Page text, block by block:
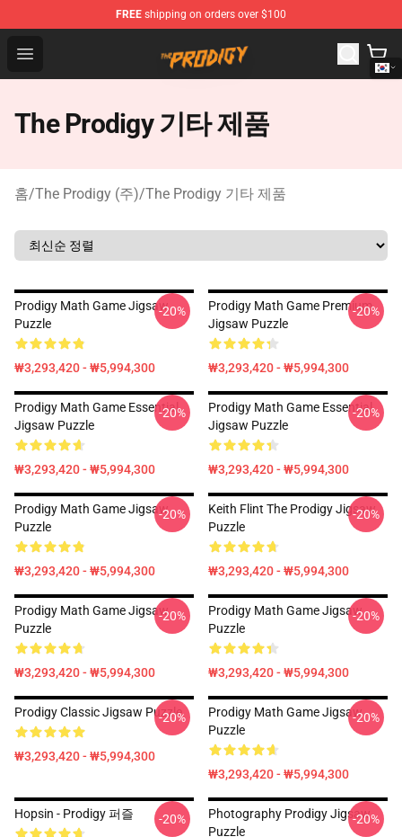
FREE shipping on orders over $100
Open menu
The Prodigy Store - Official The Prodigy Merchandise
The Prodigy 기타 제품
홈/The Prodigy (주)/The Prodigy 기타 제품
Prodigy Math Game Jigsaw
Puzzle
₩3,293,420 - ₩5,994,300
-20%
Prodigy Math Game Premium
Jigsaw Puzzle
₩3,293,420 - ₩5,994,300
-20%
Prodigy Math Game Essential
Jigsaw Puzzle
₩3,293,420 - ₩5,994,300
-20%
Prodigy Math Game Essential
Jigsaw Puzzle
₩3,293,420 - ₩5,994,300
-20%
Prodigy Math Game Jigsaw
Puzzle
₩3,293,420 - ₩5,994,300
-20%
Keith Flint The Prodigy Jigsaw
Puzzle
₩3,293,420 - ₩5,994,300
-20%
Prodigy Math Game Jigsaw
Puzzle
₩3,293,420 - ₩5,994,300
-20%
Prodigy Math Game Jigsaw
Puzzle
₩3,293,420 - ₩5,994,300
-20%
Prodigy Classic Jigsaw Puzzle
₩3,293,420 - ₩5,994,300
-20%
Prodigy Math Game Jigsaw
Puzzle
₩3,293,420 - ₩5,994,300
-20%
Hopsin - Prodigy 퍼즐 -20%
Photography Prodigy Jigsaw
Puzzle
-20%